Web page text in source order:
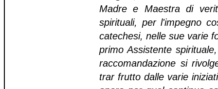
Madre e Maestra di
spirituali, per l'impegno
catechesi, nelle sue varie
primo Assistente
raccomandazione si
trar frutto dalle varie